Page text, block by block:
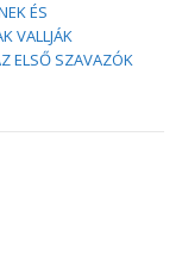
ÉS
VALLJÁK
ELSŐ SZAVAZÓK